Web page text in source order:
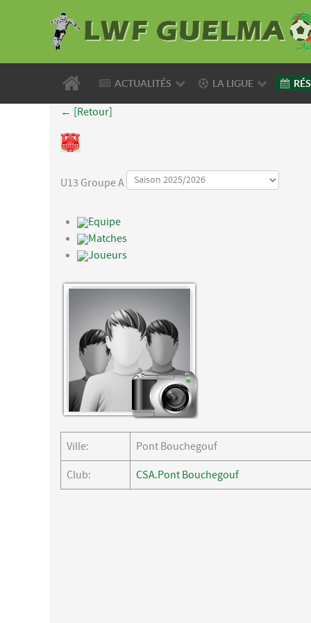
ACTUALITÉS LA LIGUE
← [Retour]
U13 Groupe A
Equipe
Matches
Joueurs
Ville: Pont Bouchegouf
Club: CSA.Pont Bouchegouf